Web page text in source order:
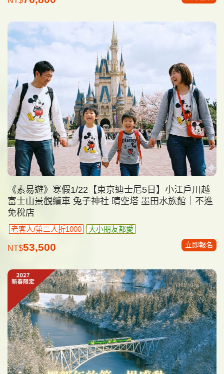
《素易遊》寒假1/22【東京迪士尼5日】小江戶川越
富士山景觀纜車 兔子神社 晴空塔 墨田水族館｜不進
免稅店
老客人/第二人折1000 大小朋友都愛
NT$53,500 立即報名